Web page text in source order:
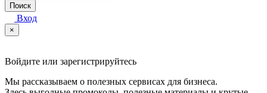
Поиск
Вход
×
Войдите или зарегистрируйтесь
Мы рассказываем о полезных сервисах для бизнеса.